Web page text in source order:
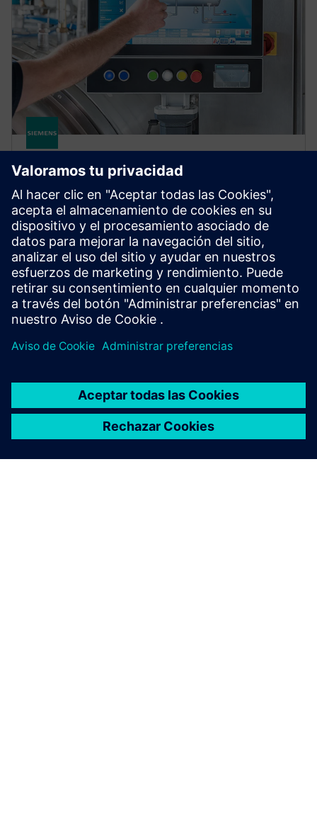
SIMATIC
SIMATIC RF1000
RFID-based access control for machines and
equipment, enabling secure, traceability and user-
friendly authorization to improve process reliability
and efficiency.